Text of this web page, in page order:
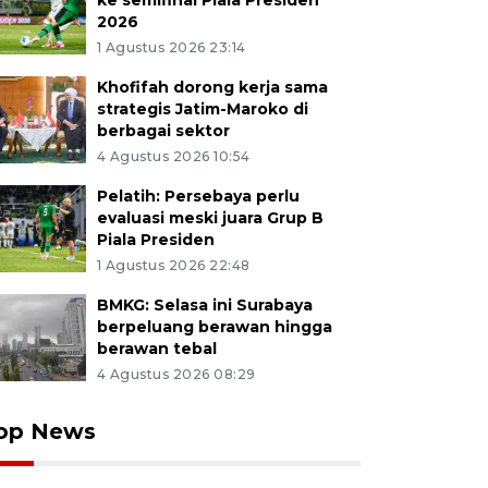
2026
1 Agustus 2026 23:14
Khofifah dorong kerja sama
strategis Jatim-Maroko di
berbagai sektor
4 Agustus 2026 10:54
Pelatih: Persebaya perlu
evaluasi meski juara Grup B
Piala Presiden
1 Agustus 2026 22:48
BMKG: Selasa ini Surabaya
berpeluang berawan hingga
berawan tebal
4 Agustus 2026 08:29
News